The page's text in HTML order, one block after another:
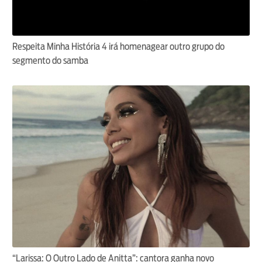
Respeita Minha História 4 irá homenagear outro grupo do
segmento do samba
“Larissa: O Outro Lado de Anitta”: cantora ganha novo